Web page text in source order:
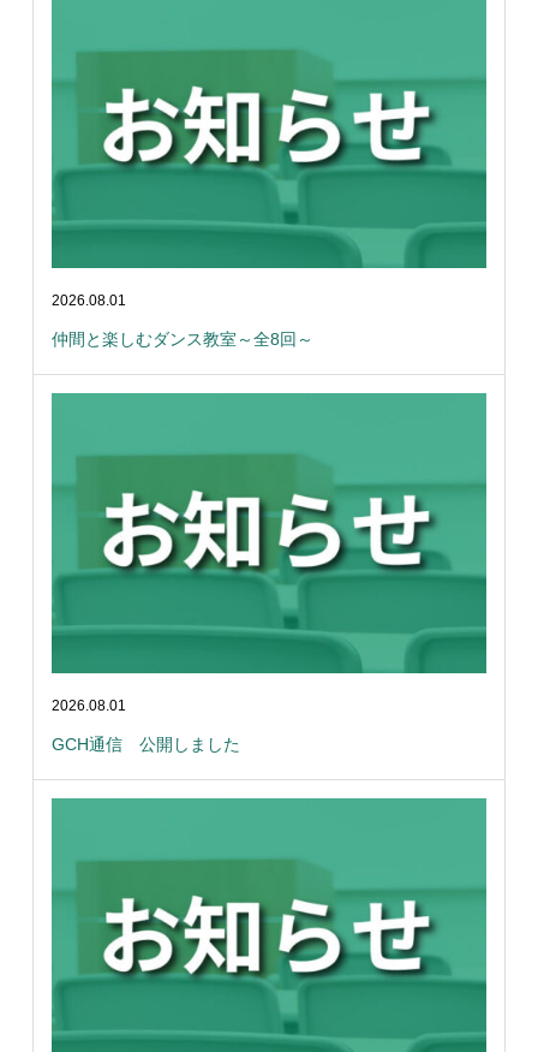
2026.08.01
仲間と楽しむダンス教室～全8回～
2026.08.01
GCH通信 公開しました